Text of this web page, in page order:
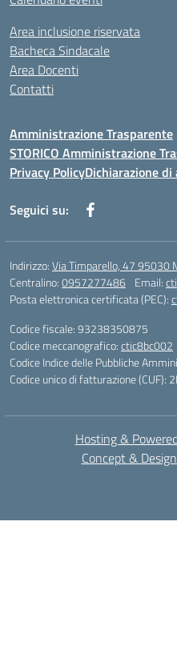
Area inclusione riservata
Bacheca Sindacale
Area Docenti
Contatti
Amministrazione Trasparente
STORICO Amministrazione
Privacy PolicyDichiarazione
Seguici su:
Indirizzo:Via Timparello, 47 95030
Centralino:0957277486 Email:
Posta elettronica certificata (PEC):
Codice fiscale: 93238350875
Codice meccanografico:ctic8bc002
Codice Indice delle Pubbliche
Codice unico di fatturazione (CUF):
Hosting &
Concept &